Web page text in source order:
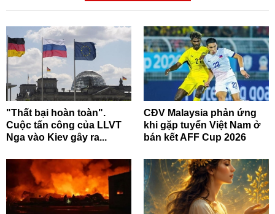
"Thất bại hoàn toàn".
Cuộc tấn công của LLVT
Nga vào Kiev gây ra...
CĐV Malaysia phản ứng
khi gặp tuyển Việt Nam ở
bán kết AFF Cup 2026